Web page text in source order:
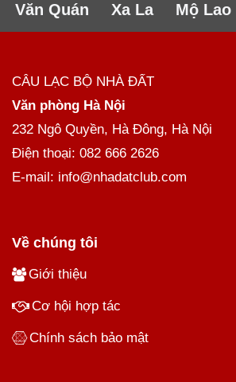
Văn Quán
Xa La Mộ Lao
CÂU LẠC BỘ NHÀ ĐẤT
Văn phòng Hà Nội
232 Ngô Quyền, Hà Đông, Hà Nội
Điện thoại: 082 666 2626
E-mail: info@nhadatclub.com
Về chúng tôi
Giới thiệu
Cơ hội hợp tác
Chính sách bảo mật